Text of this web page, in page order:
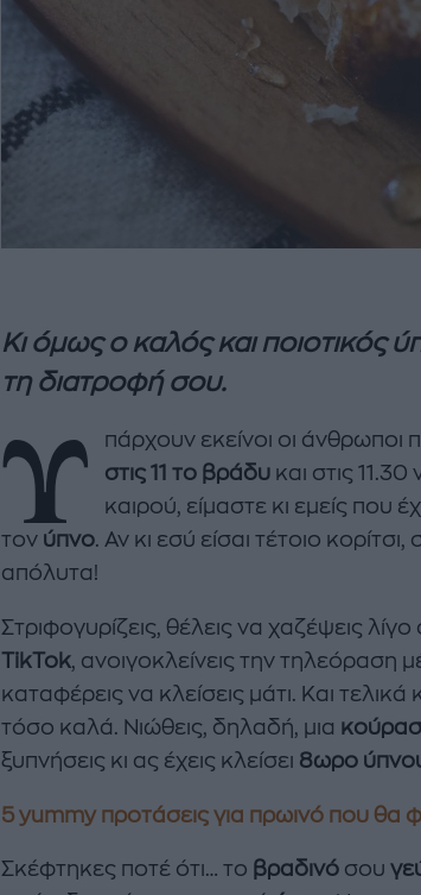
Κι όμως ο καλός και ποιοτικός
τη διατροφή σου.
Υ
πάρχουν εκείνοι οι άνθρωποι
στις 11 το βράδυ και στις
καιρού, είμαστε κι εμείς που
τον ύπνο. Αν κι εσύ είσαι τέτοιο
απόλυτα!
Στριφογυρίζεις, θέλεις να χαζέψεις
TikTok, ανοιγοκλείνεις την τηλεόραση
καταφέρεις να κλείσεις μάτι. Και τελικά
τόσο καλά. Νιώθεις, δηλαδή, μια
ξυπνήσεις κι ας έχεις κλείσει 8ωρο
5 yummy προτάσεις για πρωινό που θα
Σκέφτηκες ποτέ ότι… το βραδινό σου
Majenco's Point of View
ΣΑΜΑΝΘΑ ΑΠΟΣΤΟΛΟΠΟΥΛΟΥ
Η απόλυτη καλοκαιρινή
δροσερή σαλάτα με
καρπούζι, φέτα και φράουλες
που θα λατρέψετε
Nτίνα
έπαθα
πεθάνω»